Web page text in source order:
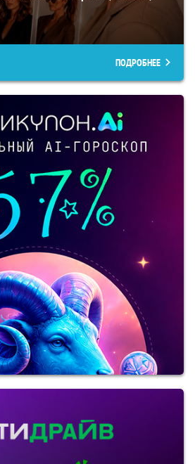
ПОДРОБНЕЕ